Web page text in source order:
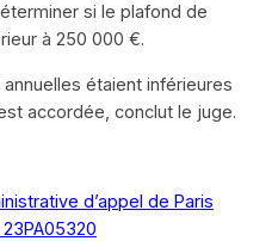
si le plafond de
à 250 000 €.
étaient inférieures
accordée, conclut le juge.
d’appel de Paris